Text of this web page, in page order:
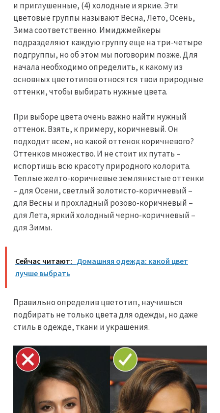
и приглушенные, (4) холодные и яркие. Эти
цветовые группы называют Весна, Лето, Осень,
Зима соответственно. Имиджмейкеры
подразделяют каждую группу еще на три-четыре
подгруппы, но об этом мы поговорим позже. Для
начала необходимо определить, к какому из
основных цветотипов относятся твои природные
оттенки, чтобы выбирать нужные цвета.
При выборе цвета очень важно найти нужный
оттенок. Взять, к примеру, коричневый. Он
подходит всем, но какой оттенок коричневого?
Оттенков множество. И не стоит их путать –
испортишь всю красоту природного колорита.
Теплые желто-коричневые землянистые оттенки
– для Осени, светлый золотисто-коричневый –
для Весны и прохладный розово-коричневый –
для Лета, яркий холодный черно-коричневый –
для Зимы.
Сейчас читают: Домашняя одежда: какой цвет
лучше выбрать
Правильно определив цветотип, научишься
подбирать не только цвета для одежды, но даже
стиль в одежде, ткани и украшения.